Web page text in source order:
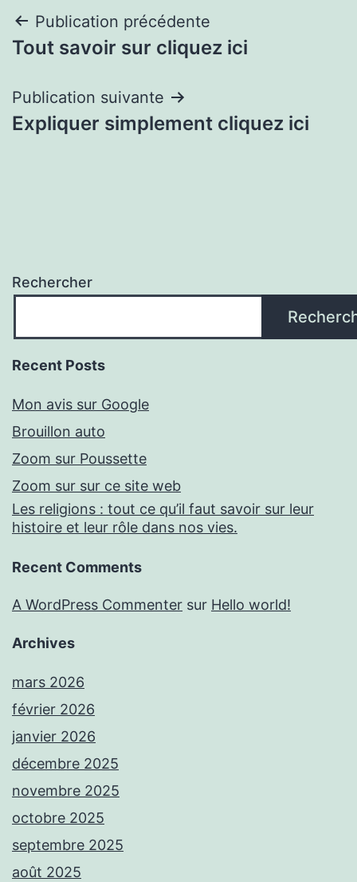
Navigation
de
l’article
Publication précédente
Tout savoir sur cliquez ici
Publication suivante
Expliquer simplement cliquez ici
Rechercher
Recent Posts
Mon avis sur Google
Brouillon auto
Zoom sur Poussette
Zoom sur sur ce site web
Les religions : tout ce qu’il faut savoir sur leur
histoire et leur rôle dans nos vies.
Recent Comments
A WordPress Commenter sur Hello world!
Archives
mars 2026
février 2026
janvier 2026
décembre 2025
novembre 2025
octobre 2025
septembre 2025
août 2025